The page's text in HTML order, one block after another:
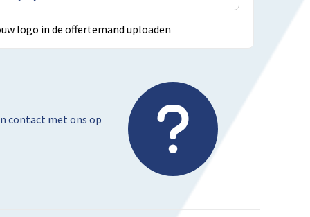
logo in de offertemand uploaden
contact met ons op